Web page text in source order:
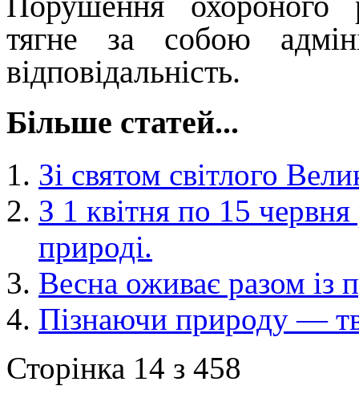
тягне за собою
відповідальність.
Більше статей...
Зі святом світлого
З 1 квітня по 15
природі.
Весна оживає разом із
Пізнаючи природу —
Сторінка 14 з 458